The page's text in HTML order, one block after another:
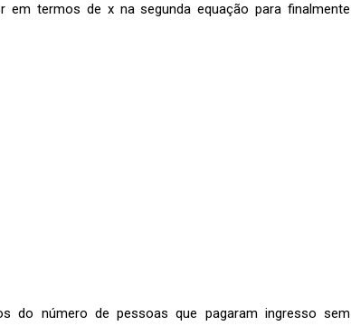
em termos de x na segunda equação para finalmente
do número de pessoas que pagaram ingresso sem